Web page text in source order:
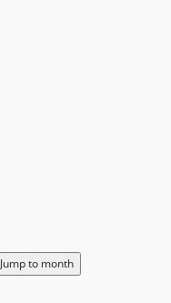
Jump to month